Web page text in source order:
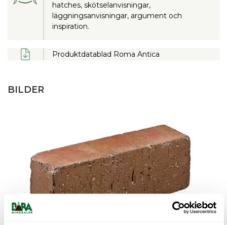
hatches, skötselanvisningar,
läggningsanvisningar, argument och
inspiration.
Produktdatablad Roma Antica
BILDER